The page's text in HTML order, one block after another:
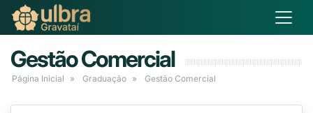
Gestão Comercial
Página Inicial Graduação Gestão Comercial